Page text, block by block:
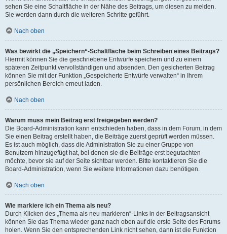
sehen Sie eine Schaltfläche in der Nähe des Beitrags, um diesen zu melden.
Sie werden dann durch die weiteren Schritte geführt.
Nach oben
Was bewirkt die „Speichern“-Schaltfläche beim Schreiben eines Beitrags?
Hiermit können Sie die geschriebene Entwürfe speichern und zu einem
späteren Zeitpunkt vervollständigen und absenden. Den gesicherten Beitrag
können Sie mit der Funktion „Gespeicherte Entwürfe verwalten“ in Ihrem
persönlichen Bereich erneut laden.
Nach oben
Warum muss mein Beitrag erst freigegeben werden?
Die Board-Administration kann entschieden haben, dass in dem Forum, in dem
Sie einen Beitrag erstellt haben, die Beiträge zuerst geprüft werden müssen.
Es ist auch möglich, dass die Administration Sie zu einer Gruppe von
Benutzern hinzugefügt hat, bei denen sie die Beiträge erst begutachten
möchte, bevor sie auf der Seite sichtbar werden. Bitte kontaktieren Sie die
Board-Administration, wenn Sie weitere Informationen dazu benötigen.
Nach oben
Wie markiere ich ein Thema als neu?
Durch Klicken des „Thema als neu markieren“-Links in der Beitragsansicht
können Sie das Thema wieder ganz nach oben auf die erste Seite des Forums
holen. Wenn Sie den entsprechenden Link nicht sehen, dann ist die Funktion